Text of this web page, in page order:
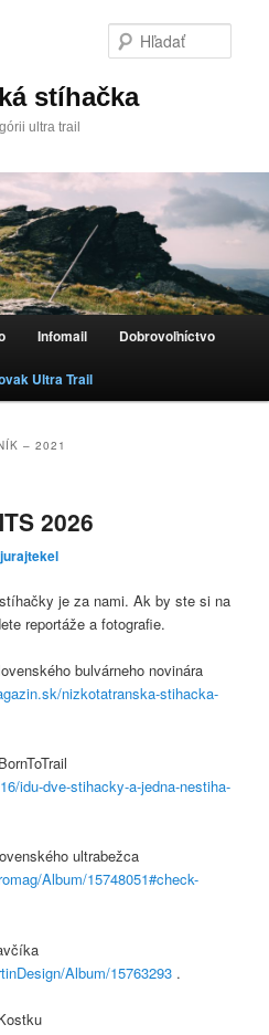
stíhačka
ultra trail
Infomail Dobrovoľníctvo
Ultra Trail
– 2021
2026
jurajtekel
je za nami. Ak by ste si na
reportáže a fotografie.
bulvárneho novinára
nizkotatranska-stihacka-
idu-dve-stihacky-a-jedna-nestiha-
ultrabežca
Album/15748051#check-
Album/15763293 .